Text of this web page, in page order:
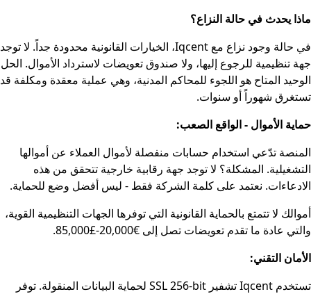
ماذا يحدث في حالة النزاع؟
في حالة وجود نزاع مع Iqcent، الخيارات القانونية محدودة جداً. لا توجد
جهة تنظيمية للرجوع إليها، ولا صندوق تعويضات لاسترداد الأموال. الحل
الوحيد المتاح هو اللجوء للمحاكم المدنية، وهي عملية معقدة ومكلفة قد
تستغرق شهوراً أو سنوات.
حماية الأموال - الواقع الصعب:
المنصة تدّعي استخدام حسابات منفصلة لأموال العملاء عن أموالها
التشغيلية. المشكلة؟ لا توجد جهة رقابية خارجية تتحقق من هذه
الادعاءات. نعتمد على كلمة الشركة فقط - ليس أفضل وضع للحماية.
أموالك لا تتمتع بالحماية القانونية التي توفرها الجهات التنظيمية القوية،
والتي عادة ما تقدم تعويضات تصل إلى €20,000-£85,000.
الأمان التقني:
تستخدم Iqcent تشفير SSL 256-bit لحماية البيانات المنقولة. توفر